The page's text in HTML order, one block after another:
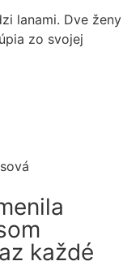
lanami. Dve ženy
zo svojej
každé